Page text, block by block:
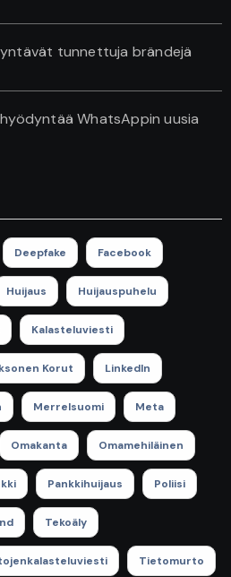
tunnettuja brändejä
WhatsAppin uusia
Deepfake Facebook
Huijaus Huijauspuhelu
Kalasteluviesti
Korut LinkedIn
Merrelsuomi Meta
Omakanta Omamehiläinen
Pankkihuijaus Poliisi
Tekoäly
Tietomurto